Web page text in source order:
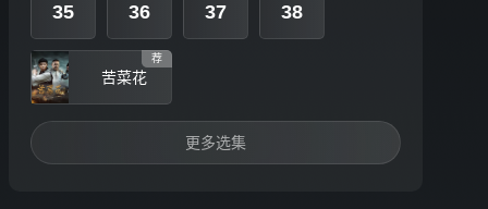
35 36 37 38
苦菜花
荐
更多选集